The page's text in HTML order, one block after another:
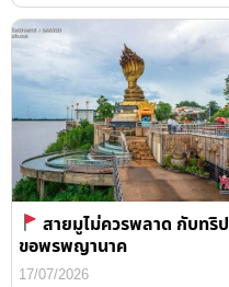
สายมูไม่ควรพลาด กับทริป
ขอพรพญานาค
17/07/2026